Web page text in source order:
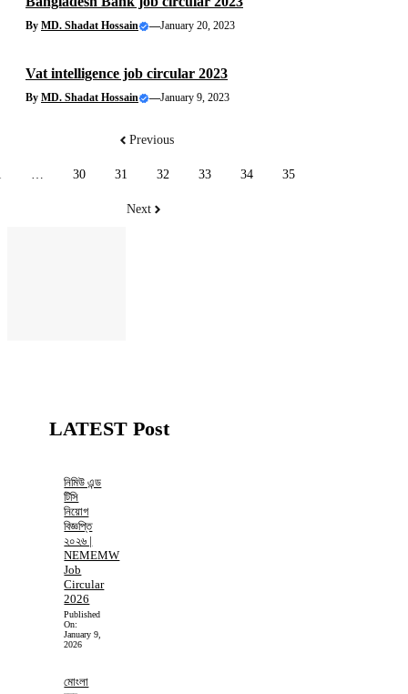
By MD. Shadat Hossain —January 20, 2023
Vat intelligence job circular 2023
By MD. Shadat Hossain —January 9, 2023
Previous
… 30 31 32 33 34 35
Next
LATEST Post
নিমিউ এন্ড
টিসি
নিয়োগ
বিজ্ঞপ্তি
২০২৬ |
NEMEMW
Job
Circular
2026
Published
On:
January 9,
2026
মোংলা